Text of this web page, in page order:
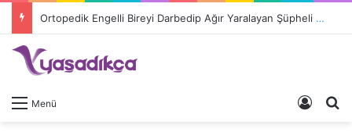
Ortopedik Engelli Bireyi Darbedip Ağır Yaralayan Şüpheli Tutuklandı
Menü Giriş